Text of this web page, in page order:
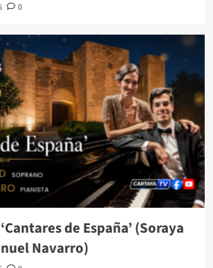
0
de España’ (Soraya
Navarro)